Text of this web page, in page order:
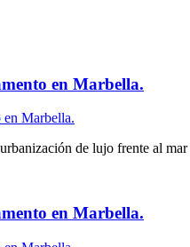
en Marbella.
de lujo frente al mar
en Marbella.